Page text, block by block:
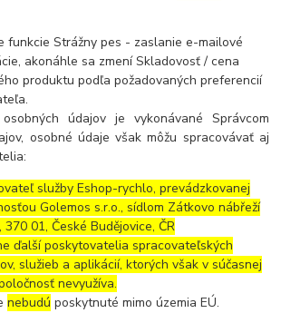
funkcie Strážny pes - zaslanie e-mailové
akonáhle sa zmení Skladovosť / cena
produktu podľa požadovaných preferencií
údajov je vykonávané Správcom
osobné údaje však môžu spracovávať aj
služby Eshop-rychlo, prevádzkovanej
Golemos s.r.o., sídlom Zátkovo nábřeží
370 01, České Budějovice, ČR
ďalší poskytovatelia spracovateľských
služieb a aplikácií, ktorých však v súčasnej
nevyužíva.
nebudú poskytnuté mimo územia EÚ.